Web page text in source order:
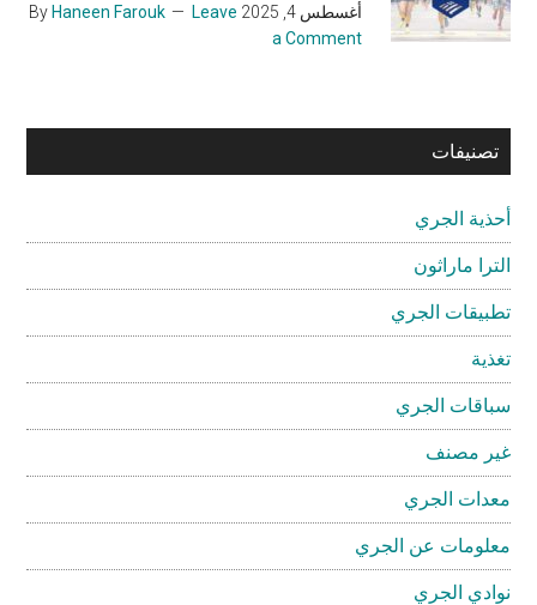
أغسطس 4, 2025 Haneen Farouk
Leave
a Comment
تصنيفات
أحذية الجري
الترا ماراثون
تطبيقات الجري
تغذية
سباقات الجري
غير مصنف
معدات الجري
معلومات عن الجري
نوادي الجري